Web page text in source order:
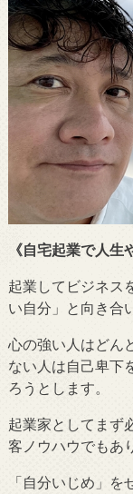
《自宅起業で人生
起業してビジネス
い自分」と向き合
心の強い人はどん
ない人は自己卑下
ろうとします。
起業家としてまず
客ノウハウでもあ
「自分いじめ」